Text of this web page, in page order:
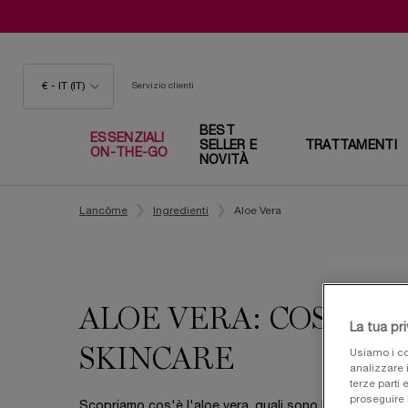
€ - IT (IT) Servizio clienti
ESSENZIALI
ON-THE-GO
BEST
SELLER E
NOVITÀ
TRATTAMENTI
Lancôme
Ingredienti Aloe Vera
ALOE VERA: COS'È,
SKINCARE
La tua
Usiamo i
analizzare
terze parti
proseguire